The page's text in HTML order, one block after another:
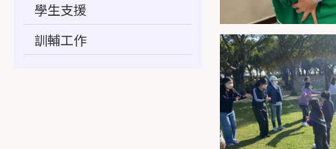
學生支援
訓輔工作